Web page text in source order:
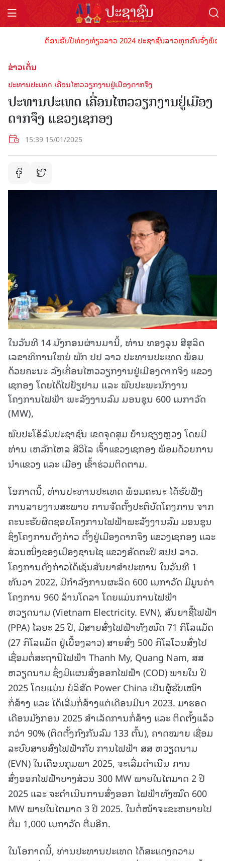
ຕ້ອນຮັບປີທ່ອງທ່ຽວລາວ 2024 ປະຊາຊົນລາວທຸກຄົນຈົ່ງພ້ອມ
ຂ່າວເດັ່ນ
ປະທານປະເທດ ເຄື່ອນໄຫວວຽກງານຢູ່ເມືອງດາກຈຶງ
ປະທານປະເທດ ເຄື່ອນໄຫວວຽກງານຢູ່ເມືອງ
ດາກຈຶງ ແຂວງເຊກອງ
15:39 15/01/2025
ໃນວັນທີ 14 ມັງກອນຜ່ານມານີ້, ທ່ານ ທອງລຸນ ສີສຸລິດ
ເລຂາທິການໃຫຍ່ ພັກ ປປ ລາວ ປະທານປະເທດ ພ້ອມ
ດ້ວຍຄະນະ ລົງເຄື່ອນໄຫວວຽກງານຢູ່ເມືອງດາກຈຶງ ແຂວງ
ເຊກອງ ໂດຍໄດ້ໄປຢ້ຽຢາມ ແລະ ພົບປະພະນັກງານ
ໂຄງການໄຟຟ້າ ພະລັງງານລົມ ມອນຊຸນ 600 ເມກາວັດ
(MW),
ພົບປະໂອ້ລົມປະຊາຊົນ ເຂດຈຸດສຸມ ບ້ານຊຽງຫຼວງ ໂດຍມີ
ທ່ານ ເຫລັກໄຫລ ສີວິໄລ ເຈົ້າແຂວງເຊກອງ ພ້ອມດ້ວຍການ
ນໍາແຂວງ ແລະ ເມືອງ ເຂົ້າຮ່ວມຕິດຕາມ.
ໂອກາດນີ້, ທ່ານປະທານປະເທດ ພ້ອມຄະນະ ໄດ້ຮັບຟັງ
ການລາຍງານສະພາບ ການຈັດຕັ້ງປະຕິບັດໂຄງການ ຈາກ
ຄະນະຮັບຜິດຊອບໂຄງການໄຟຟ້າພະລັງງານລົມ ມອນຊຸນ
ຊຶ່ງໂຄງການດັ່ງກ່າວ ຕັ້ງຢູ່ເມືອງດາກຈຶງ ແຂວງເຊກອງ ແລະ
ສ່ວນໜຶ່ງຂອງເມືອງຊານໄຊ ແຂວງອັດຕະປື ສປປ ລາວ.
ໂຄງການດັ່ງກ່າວໄດ້ເຊັນສັນຍາສໍາປະທານ ໃນວັນທີ 1
ທັນວາ 2022, ມີກໍາລັງການຜະລິດ 600 ເມກາວັດ ມີມູນຄ່າ
ໂຄງການ 960 ລ້ານໂດລາ ໂດຍແມ່ນການໄຟຟ້າ
ຫວຽດນາມ (Vietnam Electricity. EVN), ສັນຍາຊື້ໄຟຟ້າ
(PPA) ໄລຍະ 25 ປີ, ມີສາຍສົ່ງໄຟຟ້າທັງໝົດ 71 ກິໂລແມັດ
(27 ກິໂລແມັດ ຢູ່ເບື້ອງລາວ) ສາຍສົ່ງ 500 ກິໂລໂວນສົ່ງໄປ
ເຊື່ອມຕໍ່ສະຖານີໄຟຟ້າ Thanh My, Quang Nam, ສສ
ຫວຽດນາມ ຊຶ່ງມີແຜນສົ່ງອອກໄຟຟ້າ (COD) ພາຍໃນ ປີ
2025 ໂດຍແມ່ນ ບໍລິສັດ Power China ເປັນຜູ້ຮັບເໝົາ
ກໍ່ສ້າງ ແລະ ໄດ້ເລີ່ມກໍ່ສ້າງແຕ່ເດືອນມີນາ 2023. ມາຮອດ
ເດືອນມັງກອນ 2025 ສໍາເລັດການກໍ່ສ້າງ ແລະ ຕິດຕັ້ງແລ້ວ
ກວ່າ 90% (ຕິດຕັ້ງກົງກັນລົມ 133 ຕົ້ນ), ຄາດໝາຍ ເຊື່ອມ
ລະບົບສາຍສົ່ງໄຟຟ້າກັບ ການໄຟຟ້າ ສສ ຫວຽດນາມ
(EVN) ໃນເດືອນກຸມພາ 2025, ຈະເລີ່ມດໍາເນີນ ການ
ສົ່ງອອກໄຟຟ້າບາງສ່ວນ 300 MW ພາຍໃນໄຕມາດ 2 ປີ
2025 ແລະ ຈະດໍາເນີນການສົ່ງອອກ ໄຟຟ້າທັງໝົດ 600
MW ພາຍໃນໄຕມາດ 3 ປີ 2025. ໃນຕໍ່ໜ້າຈະຂະຫຍາຍໄປ
ຕື່ມ 1,000 ເມກາວັດ ຕື່ມອີກ.
ໃນໂອກາດນີ້, ທ່ານປະທານປະເທດ ໄດ້ສະແດງຄວາມ